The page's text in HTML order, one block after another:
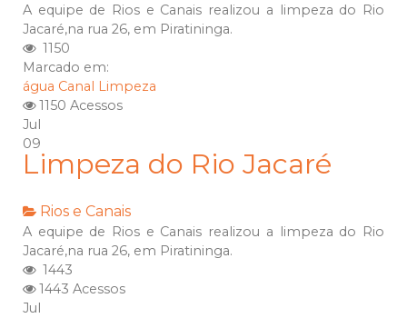
A equipe de Rios e Canais realizou a limpeza do Rio
Jacaré,na rua 26, em Piratininga.
1150
Marcado em:
água Canal
Limpeza
1150 Acessos
Jul
09
Limpeza do Rio Jacaré
Rios e Canais
A equipe de Rios e Canais realizou a limpeza do Rio
Jacaré,na rua 26, em Piratininga.
1443
1443 Acessos
Jul